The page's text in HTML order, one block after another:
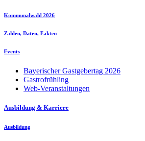
Kommunalwahl 2026
Zahlen, Daten, Fakten
Events
Bayerischer Gastgebertag 2026
Gastrofrühling
Web-Veranstaltungen
Ausbildung & Karriere
Ausbildung